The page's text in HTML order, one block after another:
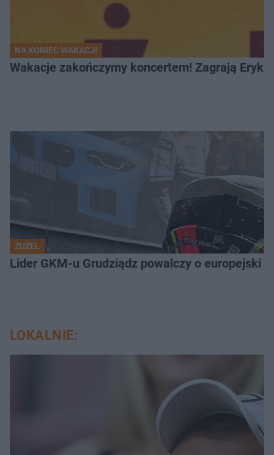
NA KONIEC WAKACJI
Wakacje zakończymy koncertem! Zagrają Eryk
ŻUŻEL
Lider GKM-u Grudziądz powalczy o europejski
LOKALNIE: